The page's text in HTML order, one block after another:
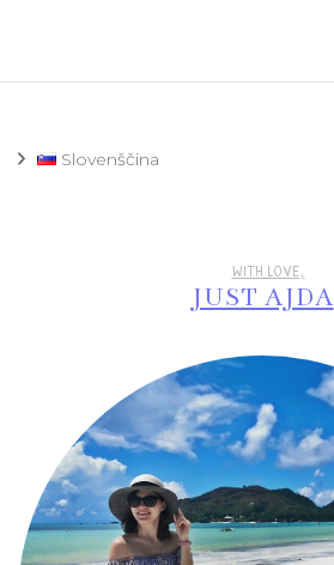
Slovenščina
WITH LOVE,
JUST AJDA